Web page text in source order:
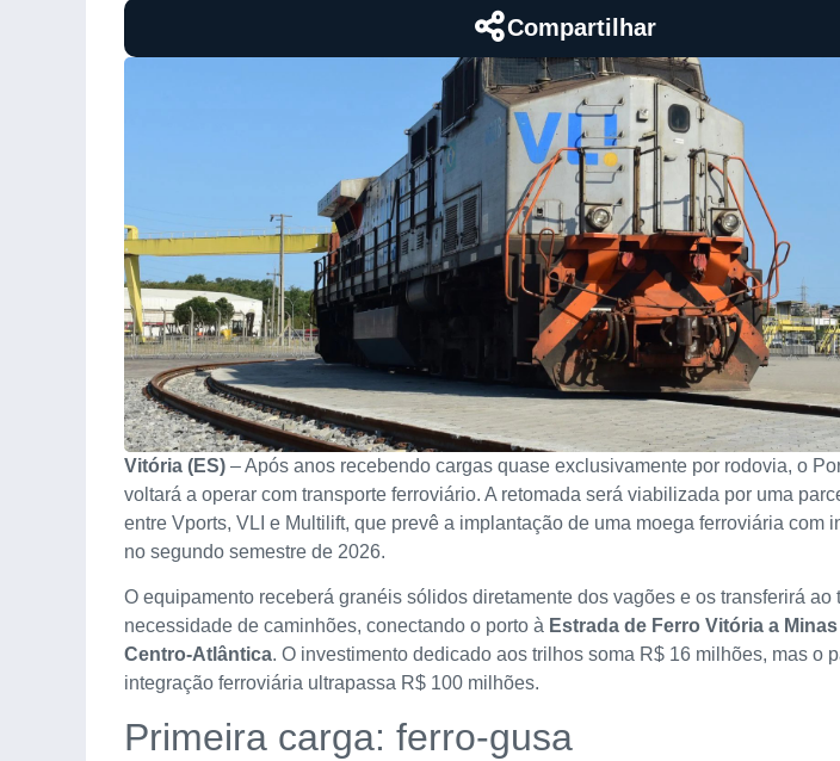
Compartilhar
Vitória (ES) – Após anos recebendo cargas quase exclusivamente por rodovia, o
voltará a operar com transporte ferroviário. A retomada será viabilizada por uma
entre Vports, VLI e Multilift, que prevê a implantação de uma moega ferroviária com
no segundo semestre de 2026.
O equipamento receberá granéis sólidos diretamente dos vagões e os transferirá ao
necessidade de caminhões, conectando o porto à Estrada de Ferro Vitória a Minas
Centro-Atlântica. O investimento dedicado aos trilhos soma R$ 16 milhões, mas o
integração ferroviária ultrapassa R$ 100 milhões.
Primeira carga: ferro-gusa